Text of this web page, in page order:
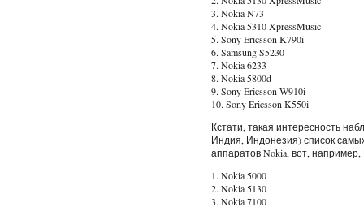
3. Nokia N73
4. Nokia 5310 XpressMusic
5. Sony Ericsson K790i
6. Samsung S5230
7. Nokia 6233
8. Nokia 5800d
9. Sony Ericsson W910i
10. Sony Ericsson K550i
Кстати, такая интересность
Индия, Индонезия) список
аппаратов Nokia, вот, например,
1. Nokia 5000
2. Nokia 5130
3. Nokia 7100